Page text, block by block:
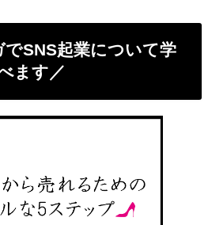
でSNS起業について学
ます／